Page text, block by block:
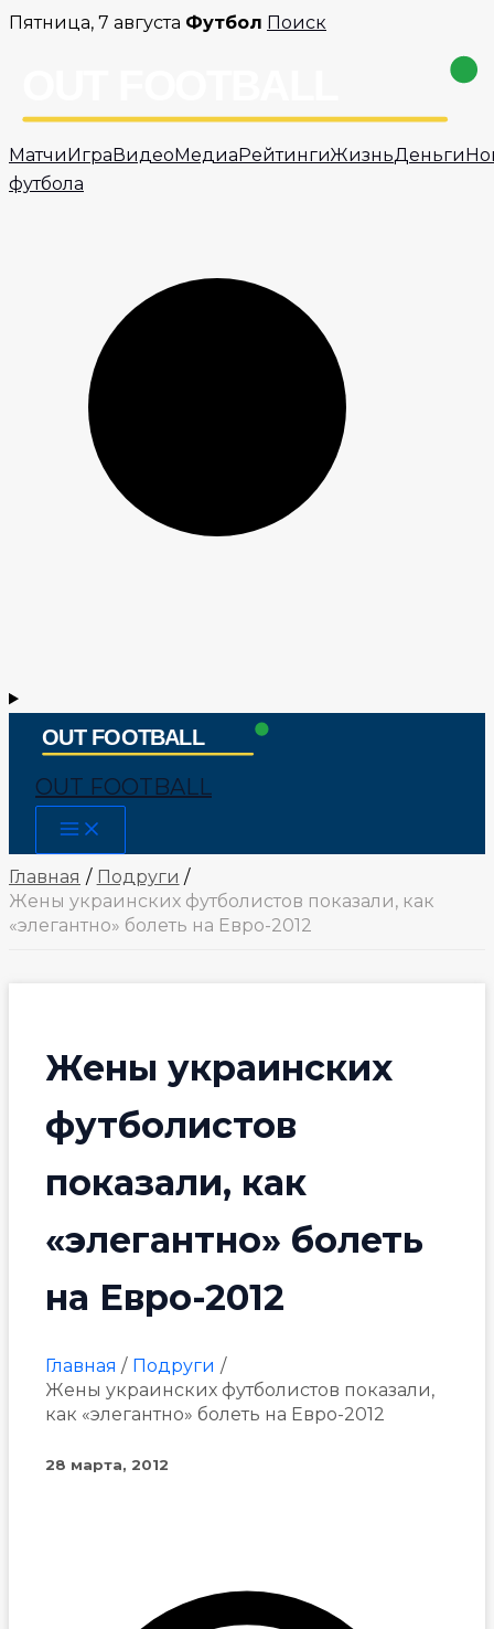
Перейти
Пятница, 7 августа Футбол Поиск
Матчи Игра Видео Медиа РейтингиЖизньДеньги
футбола
OUT FOOTBALL
Main
Menu
Главная
Подруги
Жены украинских футболистов показали, как
«элегантно» болеть на Евро-2012
Жены украинских
футболистов
показали, как
«элегантно» болеть
на Евро-2012
Главная
Подруги
Жены украинских футболистов показали,
как «элегантно» болеть на Евро-2012
28 марта, 2012